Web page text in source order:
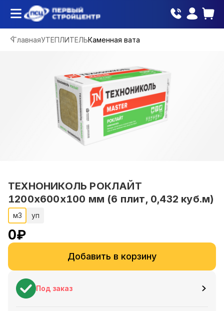
ГлавнаяУТЕПЛИТЕЛЬКаменная вата
ТЕХНОНИКОЛЬ РОКЛАЙТ
1200х600х100 мм (6 плит, 0,432 куб.м)
м3 уп
0₽
Добавить в корзину
Под заказ